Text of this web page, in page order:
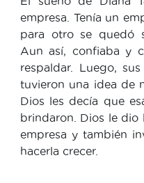
empresa. Tenía un
para otro se quedó
Aun así, confiaba y
respaldar. Luego,
tuvieron una idea de
Dios les decía que
brindaron. Dios le dio
empresa y también
hacerla crecer.